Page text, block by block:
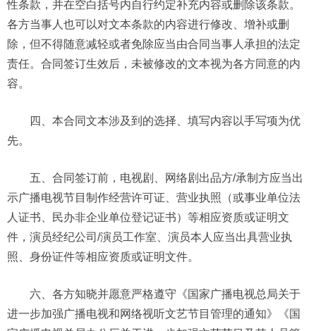
性条款，并在空白括号内自行约定补充内容或删除该条款。
各方当事人也可以对文本条款的内容进行修改、增补或删
除，但不得随意减轻或者免除应当由合同当事人承担的法定
责任。合同签订生效后，未被修改的文本视为各方同意的内
容。
四、本合同文本涉及到的选择、填写内容以手写项为优
先。
五、合同签订前，电视剧、网络剧出品方/承制方应当出
示广播电视节目制作经营许可证、营业执照（或事业单位法
人证书、民办非企业单位登记证书）等相应资质或证明文
件，演员经纪公司/演员工作室、演员本人应当出具营业执
照、身份证件等相应资质或证明文件。
六、各方知晓并愿意严格遵守《国家广播电视总局关于
进一步加强广播电视和网络视听文艺节目管理的通知》《国